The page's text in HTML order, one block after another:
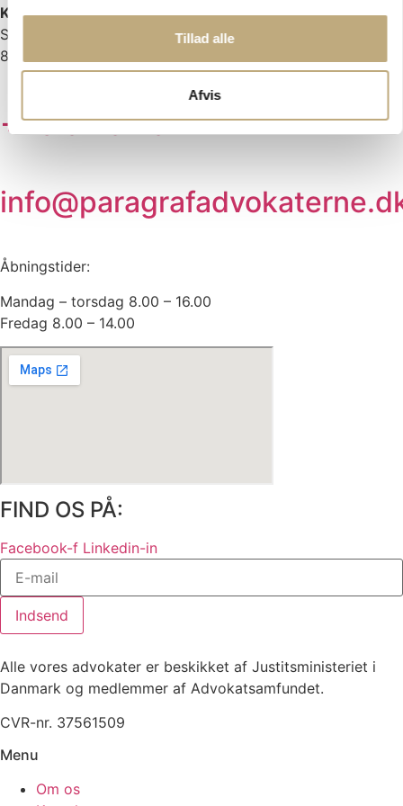
Tillad alle
Afvis
Kontor:
Søndergade 34
8370 Hadsten
+45 82 82 82 42
Åbningstider:
Mandag – torsdag 8.00 – 16.00
Fredag 8.00 – 14.00
FIND OS PÅ:
Facebook-f Linkedin-in
Indsend
Alle vores advokater er beskikket af Justitsministeriet i
Danmark og medlemmer af Advokatsamfundet.
CVR-nr. 37561509
Menu
Om os